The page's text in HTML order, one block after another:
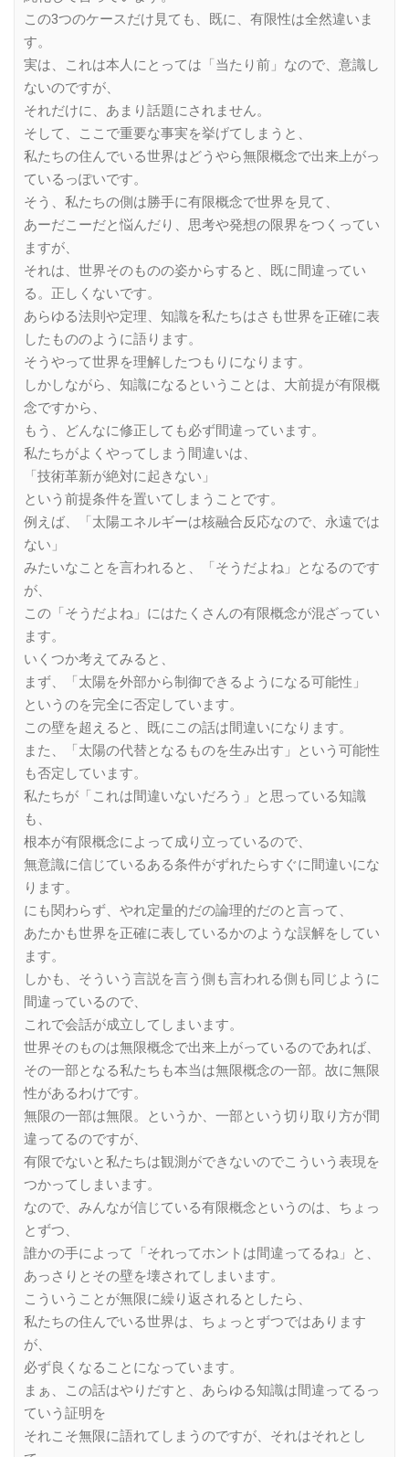
この3つのケースだけ見ても、既に、有限性は全然違いま
す。
実は、これは本人にとっては「当たり前」なので、意識し
ないのですが、
それだけに、あまり話題にされません。
そして、ここで重要な事実を挙げてしまうと、
私たちの住んでいる世界はどうやら無限概念で出来上がっ
ているっぽいです。
そう、私たちの側は勝手に有限概念で世界を見て、
あーだこーだと悩んだり、思考や発想の限界をつくってい
ますが、
それは、世界そのものの姿からすると、既に間違ってい
る。正しくないです。
あらゆる法則や定理、知識を私たちはさも世界を正確に表
したもののように語ります。
そうやって世界を理解したつもりになります。
しかしながら、知識になるということは、大前提が有限概
念ですから、
もう、どんなに修正しても必ず間違っています。
私たちがよくやってしまう間違いは、
「技術革新が絶対に起きない」
という前提条件を置いてしまうことです。
例えば、「太陽エネルギーは核融合反応なので、永遠では
ない」
みたいなことを言われると、「そうだよね」となるのです
が、
この「そうだよね」にはたくさんの有限概念が混ざってい
ます。
いくつか考えてみると、
まず、「太陽を外部から制御できるようになる可能性」
というのを完全に否定しています。
この壁を超えると、既にこの話は間違いになります。
また、「太陽の代替となるものを生み出す」という可能性
も否定しています。
私たちが「これは間違いないだろう」と思っている知識
も、
根本が有限概念によって成り立っているので、
無意識に信じているある条件がずれたらすぐに間違いにな
ります。
にも関わらず、やれ定量的だの論理的だのと言って、
あたかも世界を正確に表しているかのような誤解をしてい
ます。
しかも、そういう言説を言う側も言われる側も同じように
間違っているので、
これで会話が成立してしまいます。
世界そのものは無限概念で出来上がっているのであれば、
その一部となる私たちも本当は無限概念の一部。故に無限
性があるわけです。
無限の一部は無限。というか、一部という切り取り方が間
違ってるのですが、
有限でないと私たちは観測ができないのでこういう表現を
つかってしまいます。
なので、みんなが信じている有限概念というのは、ちょっ
とずつ、
誰かの手によって「それってホントは間違ってるね」と、
あっさりとその壁を壊されてしまいます。
こういうことが無限に繰り返されるとしたら、
私たちの住んでいる世界は、ちょっとずつではあります
が、
必ず良くなることになっています。
まぁ、この話はやりだすと、あらゆる知識は間違ってるっ
ていう証明を
それこそ無限に語れてしまうのですが、それはそれとし